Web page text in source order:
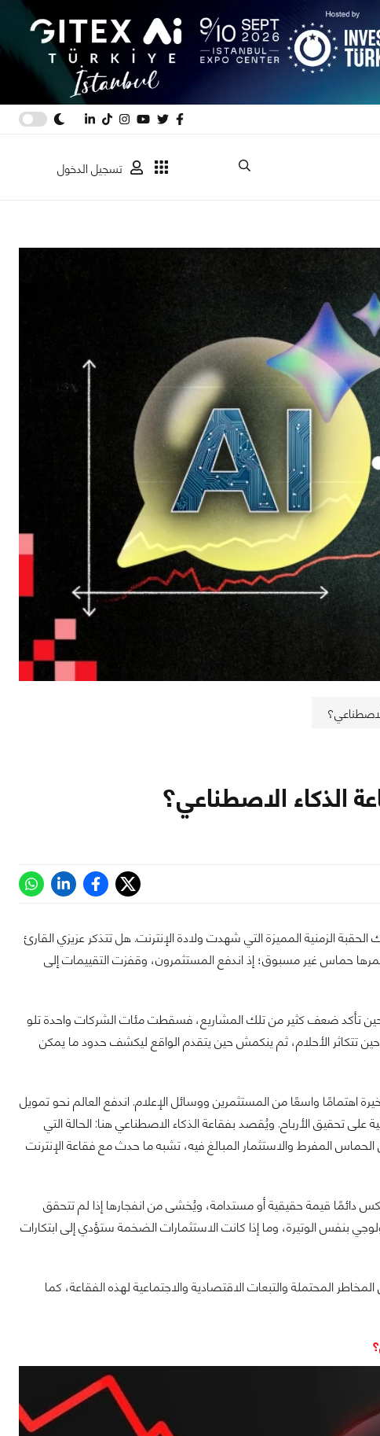
تسجيل الدخول
الذكاء الاصطناعي؟
الحقبة الزمنية المميزة التي شهدت ولادة الإنترنت. هل تتذكر عزيزي القارئ
حماس غير مسبوق؛ إذ اندفع المستثمرون، وقفزت التقييمات إلى
تأكد ضعف كثير من تلك المشاريع، فسقطت مئات الشركات واحدة تلو
تتكاثر الأحلام، ثم ينكمش حين يتقدم الواقع ليكشف حدود ما يمكن
اهتمامًا واسعًا من المستثمرين ووسائل الإعلام. اندفع العالم نحو تمويل
على تحقيق الأرباح. ويُقصد بفقاعة الذكاء الاصطناعي هنا: الحالة التي
المفرط والاستثمار المبالغ فيه، تشبه ما حدث مع فقاعة الإنترنت
دائمًا قيمة حقيقية أو مستدامة، ويُخشى من انفجارها إذا لم تتحقق
بنفس الوتيرة، وما إذا كانت الاستثمارات الضخمة ستؤدي إلى ابتكارات
المحتملة والتبعات الاقتصادية والاجتماعية لهذه الفقاعة، كما